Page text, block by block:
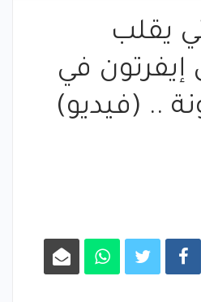
يقلب
إيفرتون في
.. (فيديو)